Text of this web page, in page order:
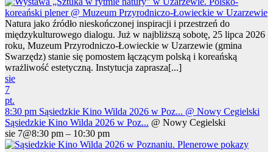
Natura jako źródło nieskończonej inspiracji i przestrzeń do
międzykulturowego dialogu. Już w najbliższą sobotę, 25 lipca 2026
roku, Muzeum Przyrodniczo-Łowieckie w Uzarzewie (gmina
Swarzędz) stanie się pomostem łączącym polską i koreańską
wrażliwość estetyczną. Instytucja zaprasza[...]
sie
7
pt.
8:30 pm Sąsiedzkie Kino Wilda 2026 w Poz... @ Nowy Cegielski
Sąsiedzkie Kino Wilda 2026 w Poz... @ Nowy Cegielski
sie 7@8:30 pm – 10:30 pm